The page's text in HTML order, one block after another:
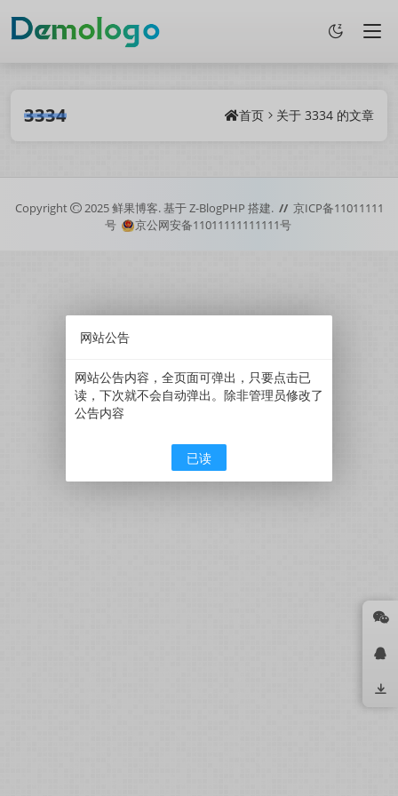
3334 首页 关于 3334 的文章
Copyright 2025鲜果博客.基于Z-BlogPHP 搭建. // 京ICP备11011111
号
京公网安备11011111111111号
网站公告
网站公告内容，全页面可弹出，只要点击已
读，下次就不会自动弹出。除非管理员修改了
公告内容
已读